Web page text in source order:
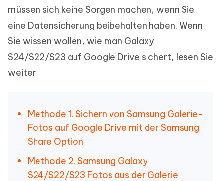
müssen sich keine Sorgen machen, wenn Sie
eine Datensicherung beibehalten haben. Wenn
Sie wissen wollen, wie man Galaxy
S24/S22/S23 auf Google Drive sichert, lesen Sie
weiter!
Methode 1. Sichern von Samsung Galerie-
Fotos auf Google Drive mit der Samsung
Share Option
Methode 2. Samsung Galaxy
S24/S22/S23 Fotos aus der Galerie